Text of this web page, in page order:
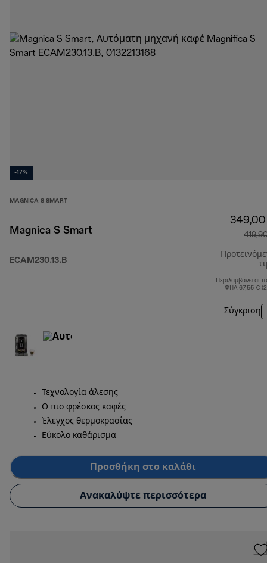
-17%
MAGNICA S SMART
Magnica S Smart
ECAM230.13.B
Περιλαμβάνεται
ΦΠΑ 67,55 €
Σύγκριση
Τεχνολογία άλεσης
Ο πιο φρέσκος καφές
Έλεγχος θερμοκρασίας
Εύκολο καθάρισμα
Προσθήκη στο καλάθι
Ανακαλύψτε περισσότερα